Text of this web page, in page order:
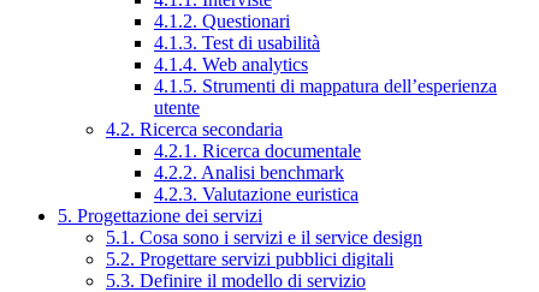
4.1.2. Questionari
4.1.3. Test di usabilità
4.1.4. Web analytics
4.1.5. Strumenti di mappatura dell’esperienza
utente
4.2. Ricerca secondaria
4.2.1. Ricerca documentale
4.2.2. Analisi benchmark
4.2.3. Valutazione euristica
5. Progettazione dei servizi
5.1. Cosa sono i servizi e il service design
5.2. Progettare servizi pubblici digitali
5.3. Definire il modello di servizio